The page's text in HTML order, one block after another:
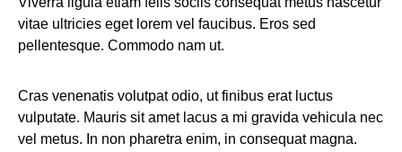
vitae ultricies eget lorem vel faucibus. Eros sed
pellentesque. Commodo nam ut.
Cras venenatis volutpat odio, ut finibus erat luctus
vulputate. Mauris sit amet lacus a mi gravida vehicula nec
vel metus. In non pharetra enim, in consequat magna.